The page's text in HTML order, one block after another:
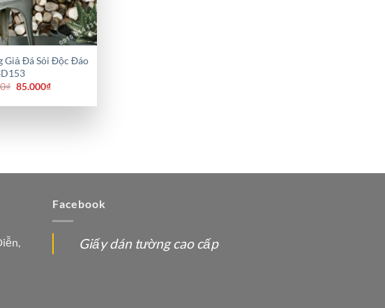
Giả Đá Sỏi Độc Đáo
₫ Giá
là:
85.000₫Giá
tại
Facebook
Giấy dán tường cao cấp